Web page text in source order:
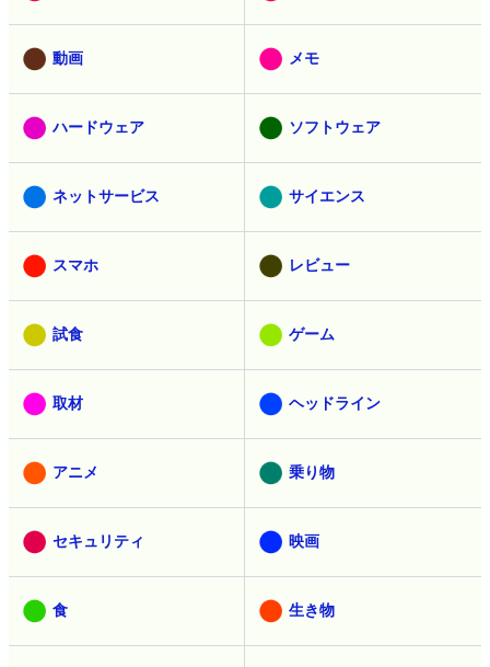
動画 メモ
ハードウェア ソフトウェア
ネットサービス サイエンス
スマホ レビュー
試食 ゲーム
取材 ヘッドライン
アニメ 乗り物
セキュリティ 映画
食 生き物